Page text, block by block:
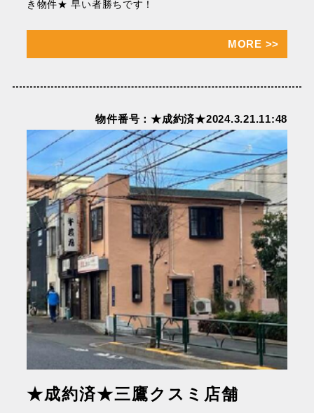
き物件★ 早い者勝ちです！
MORE >>
物件番号：★成約済★2024.3.21.11:48
★成約済★三鷹クスミ店舗